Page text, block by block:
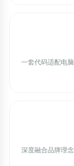
一套代码适配电
深度融合品牌理